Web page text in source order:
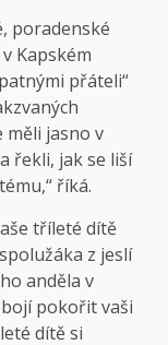
poradenské
Kapském
přáteli“
měli jasno v
řekli, jak se liší
říká.
tříleté dítě
z jeslí
anděla v
pokořit vaši
dítě si